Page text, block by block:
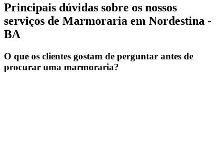
Principais dúvidas sobre os nossos
serviços de Marmoraria em Nordestina -
BA
O que os clientes gostam de perguntar antes de
procurar uma marmoraria?